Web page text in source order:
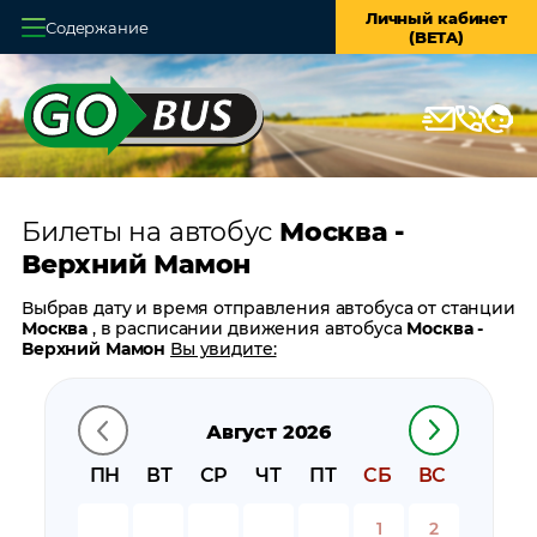
Содержание
Личный кабинет
(BETA)
Главная
О системе
Оплата и доставка
Возврат билетов
Заказ автобуса
Контакты
Билеты на автобус Москва -
Верхний Мамон
Август 2026
ПН
ВТ СР ЧТ ПТ СБ ВС
1 2
Выбрав дату и время отправления автобуса от станции
Москва, в расписании движения автобусаМосква -
Верхний Мамон Вы увидите:
время прибытия
время в пути
цену билета